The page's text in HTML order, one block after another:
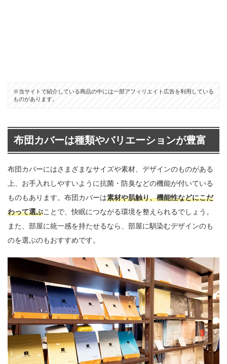
※当サイトで紹介している商品の中には一部アフィリエイト広告を利用している
ものがあります。
布団カバーは種類やバリエーションが豊富
布団カバーにはさまざまなサイズや素材、デザインのものがある
上、お手入れしやすいように抗菌・防臭などの機能が付いている
ものもあります。布団カバーは素材や肌触り、機能性などにこだ
わって選ぶことで、快眠につながる環境を整えられるでしょう。
また、部屋に統一感を持たせるなら、部屋に馴染むデザインのも
のを選ぶのもおすすめです。